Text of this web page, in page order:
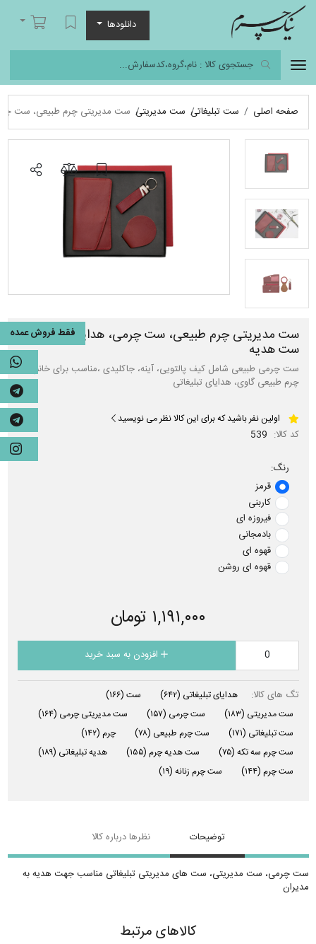
دانلودها
لیست مورد علاقه
سبد خرید
صفحه اصلی ست تبلیغاتی ست مدیریتی ست مدیریتی چرم طبیعی، ست
ست مدیریتی چرم طبیعی، ست چرمی، هدایای تبلیغاتی،
ست هدیه
ست چرمی طبیعی شامل کیف پالتویی، آینه، جاکلیدی ،مناسب برای خانم ها،
چرم طبیعی گاوی، هدایای تبلیغاتی
اولین نفر باشید که برای این کالا نظر می نویسید
کد کالا: 539
رنگ:
قرمز
کاربنی
فیروزه ای
بادمجانی
قهوه ای
قهوه ای روشن
۱,۱۹۱,۰۰۰ تومان
افزودن به سبد خرید
تگ های کالا: هدایای تبلیغاتی (۶۴۲) ست (۱۶۶)
ست مدیریتی (۱۸۳) ست چرمی (۱۵۷) ست مدیریتی چرمی (۱۶۴)
ست تبلیغاتی (۱۷۱) ست چرم طبیعی (۷۸) چرم (۱۴۲)
ست چرم سه تکه (۷۵) ست هدیه چرم (۱۵۵) هدیه تبلیغاتی (۱۸۹)
ست چرم (۱۴۴) ست چرم زنانه (۱۹)
توضیحات نظرها درباره کالا
ست چرمی، ست مدیریتی، ست های مدیریتی تبلیغاتی مناسب جهت هدیه به
مدیران
کالاهای مرتبط
فقط فروش عمده